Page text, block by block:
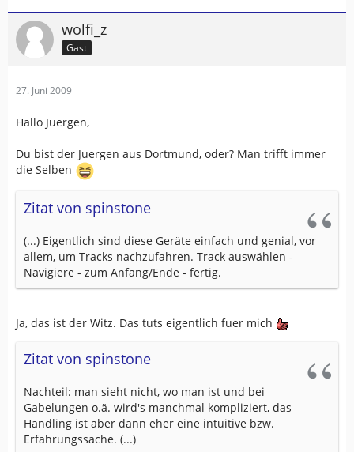
Mir ist aufgefallen, dass die Dateien von bikely recht viele
'Tabs' enthalten. Kann das dieses Problem verursachen?
Ich will das noch pruefen, indem ich die Tabs mit Edit-
nichts geaendert.
Ja, ansonsten funktioniert das alles wunderbar, keine
Notwendigkeit fuer ein moderneres Geraet - trifft sich
gut, weil grad eh kein Geld da ist
LG ... Wolfi
wolfi_z
Gast
27. Juni 2009
Hallo Juergen,
Du bist der Juergen aus Dortmund, oder? Man trifft immer
die Selben
Zitat von spinstone
(...) Eigentlich sind diese Geräte einfach und genial, vor
allem, um Tracks nachzufahren. Track auswählen -
Navigiere - zum Anfang/Ende - fertig.
Ja, das ist der Witz. Das tuts eigentlich fuer mich
Zitat von spinstone
Nachteil: man sieht nicht, wo man ist und bei
Gabelungen o.ä. wird's manchmal kompliziert, das
Handling ist aber dann eher eine intuitive bzw.
Erfahrungssache. (...)